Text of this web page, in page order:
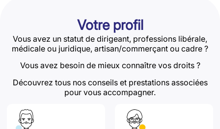
Votre profil
Vous avez un statut de dirigeant, professions libérale,
médicale ou juridique, artisan/commerçant ou cadre ?
Vous avez besoin de mieux connaître vos droits ?
Découvrez tous nos conseils et prestations associées
pour vous accompagner.